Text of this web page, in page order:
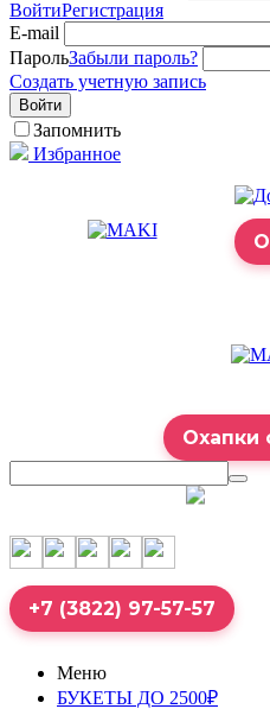
ВойтиРегистрация
E-mail
ПарольЗабыли пароль?
Создать учетную запись
Войти
Запомнить
Избранное
Охапки
+7 (3822) 97-57-57
Меню
БУКЕТЫ ДО 2500₽